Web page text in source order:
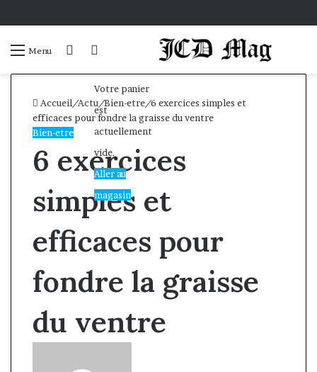
Menu Connexion
votre
panier
Votre panier
est
actuellement
vide.
Aller au
magasin
Accueil/Actu/Bien-etre/6 exercices simples et
efficaces pour fondre la graisse du ventre
Bien-etre
6 exercices
simples et
efficaces pour
fondre la graisse
du ventre